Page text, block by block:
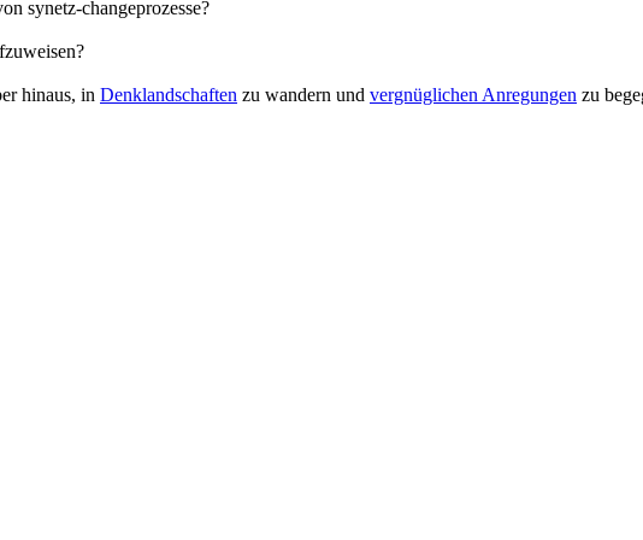
synetz-changeprozesse?
hinaus, in Denklandschaften zu wandern und vergnüglichen Anregungen zu